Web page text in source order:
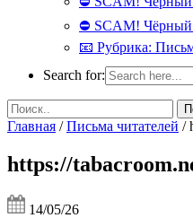
⛔ SCAM! Чёрный
📧 Рубрика:
Search for:
Главная /Письма читателей /
https://
14/05/26